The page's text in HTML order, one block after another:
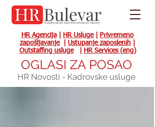
HR Agencija HR Usluge|
Privremeno
zapošljavanje| Ustupanje zaposlenih
Outstaffing usluge| HR Services (eng)
OGLASI ZA POSAO
HR Novosti - Kadrovske usluge